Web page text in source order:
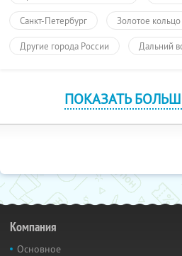
Санкт-Петербург Золотое кольцо
Другие города России Дальний
ПОКАЗАТЬ
Компания
Основное